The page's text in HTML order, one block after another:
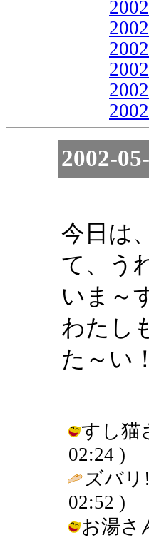
2002-
今日は
て、う
いま～
わたし
た～い！
すし猫
02:24 )
ズバ
02:52 )
お湯さ